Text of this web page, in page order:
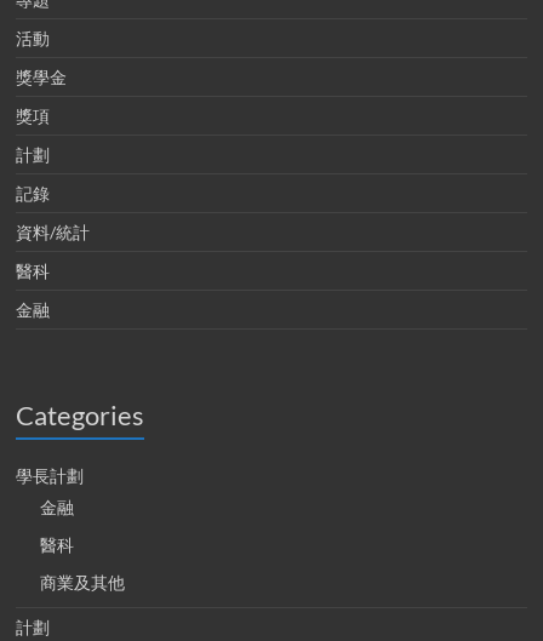
活動
獎學金
獎項
計劃
記錄
資料/統計
醫科
金融
Categories
學長計劃
金融
醫科
商業及其他
計劃